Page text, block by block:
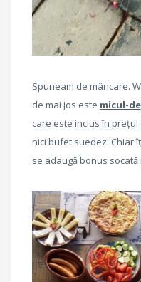
Spuneam de mâncare.
de mai jos este micul-
care este inclus în prețul
nici bufet suedez. Chiar
se adaugă bonus socată